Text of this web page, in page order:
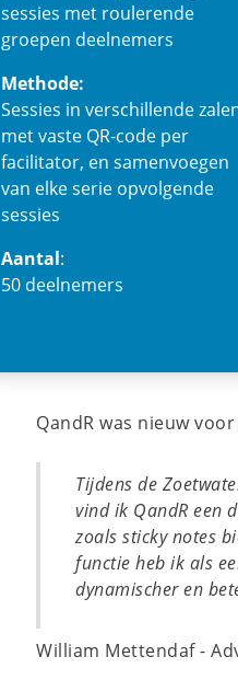
sessies met roulerende
groepen deelnemers
Methode:
Sessies in verschillende
met vaste QR-code per
facilitator, en samenvoegen
van elke serie opvolgende
sessies
Aantal:
50 deelnemers
QandR was nieuw
Tijdens de
vind ik QandR een
zoals sticky notes
functie heb ik als
dynamischer en
William Mettendaf -